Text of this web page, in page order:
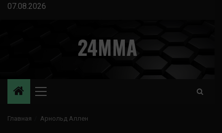
Перейти
07.08.2026
24MMA
Основное
Главная Арнольд Аллен